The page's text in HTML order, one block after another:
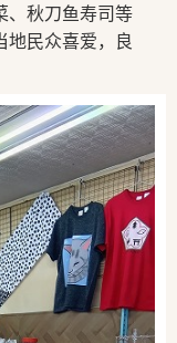
、秋刀鱼寿司等
地民众喜爱，良